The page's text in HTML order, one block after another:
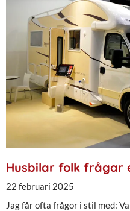
Husbilar folk frågar
22 februari 2025
Jag får ofta frågor i stil med: